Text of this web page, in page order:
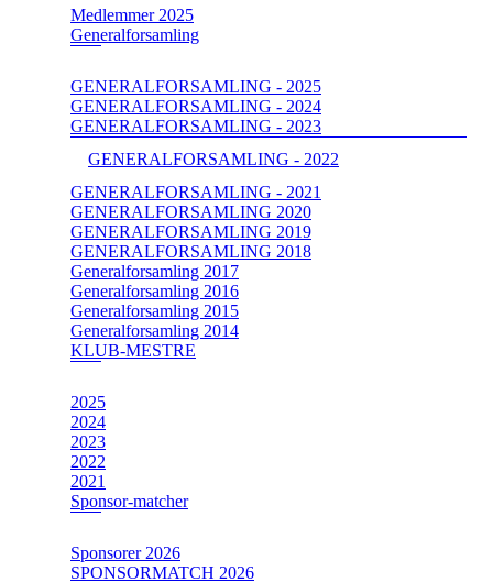
Medlemmer 2025
Generalforsamling
GENERALFORSAMLING - 2025
GENERALFORSAMLING - 2024
GENERALFORSAMLING - 2023
GENERALFORSAMLING - 2022
GENERALFORSAMLING - 2021
GENERALFORSAMLING 2020
GENERALFORSAMLING 2019
GENERALFORSAMLING 2018
Generalforsamling 2017
Generalforsamling 2016
Generalforsamling 2015
Generalforsamling 2014
KLUB-MESTRE
2025
2024
2023
2022
2021
Sponsor-matcher
Sponsorer 2026
SPONSORMATCH 2026